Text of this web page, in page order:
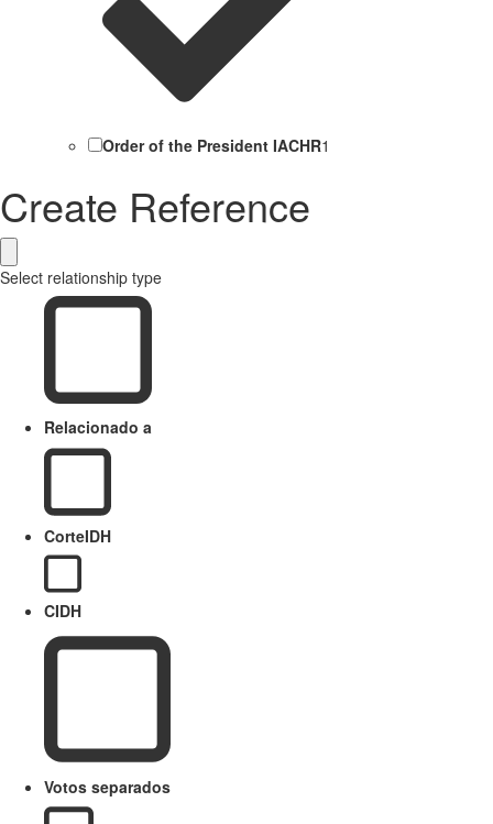
Order of the President IACHR1
Create Reference
Select relationship type
Relacionado a
CorteIDH
CIDH
Votos separados